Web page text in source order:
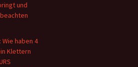
und
haben 4
Klettern